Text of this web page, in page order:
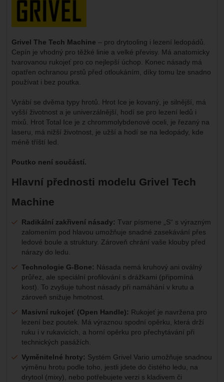
Grivel The Tech Machine – pro drytooling i lezení ledopádů.
Cepín je vhodný pro těžké linie a velké převisy. Má anatomicky
tvarovanou rukojeť pro co nejlepší úchop. Konec násady má
opatřen ochranou prstů před otloukáním, díky tomu lze snadno
používat i bez poutka.
Vyrábí se dvěma typy hrotů. Hrot Ice je kovaný, je silnější, má
vyšší životnost a je univerzálnější, hodí se pro lezení ledů i
mixů. Hrot Total Ice je z chrommolybdenové oceli, je řezaný na
laseru, má nižší životnost, je užší a hodí se na ledopády, kde
méně tříští led.
Poutko není součástí.
Hlavní přednosti modelu Grivel Tech
Machine
Radikální zakřivení násady: Tvar písmene „S“ s výrazným
zalomením pod hlavou umožňuje snadné zasekávání přes
ledové boule a struktury. Zároveň chrání vaše klouby před
nárazy do ledu.
Technologie G-Bone: Násada nemá kruhový ani oválný
průřez, ale speciální profilování s drážkami (připomíná
kost). To zvyšuje tuhost násady při namáhání v krutu a
zároveň snižuje hmotnost.
Masivní rukojeť (Open Handle): Rukojeť je navržena pro
lezení bez poutek. Má výraznou spodní opěrku, která drží
ruku i v rukavicích, a horní opěrku pro přechytávání při
technických pasážích.
Vyměnitelné hroty: Systém Grivel Vario umožňuje snadnou
výměnu hrotu podle toho, jestli jdete do čistého ledu, na
drytool (mixy), nebo potřebujete verzi s kladivem či